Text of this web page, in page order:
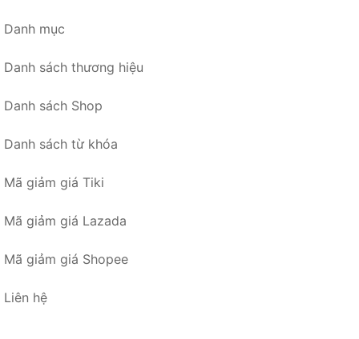
Danh mục
Danh sách thương hiệu
Danh sách Shop
Danh sách từ khóa
Mã giảm giá Tiki
Mã giảm giá Lazada
Mã giảm giá Shopee
Liên hệ